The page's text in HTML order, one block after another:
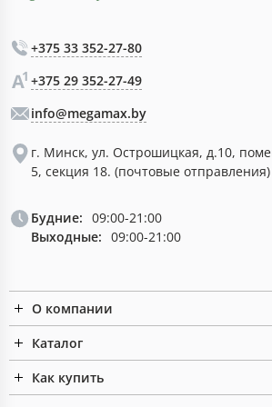
+375 33 352-27-80
+375 29 352-27-49
info@megamax.by
г. Минск, ул. Острошицкая, д.10,
5, секция 18. (почтовые отправления)
Будние: 09:00-21:00
Выходные: 09:00-21:00
О компании
Каталог
Как купить